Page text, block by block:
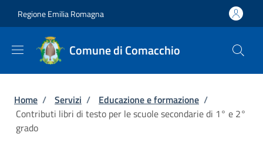
Regione Emilia Romagna
Comune di Comacchio
Briciole di pane
Home / Servizi / Educazione e formazione /
Contributi libri di testo per le scuole secondarie di 1° e 2°
grado